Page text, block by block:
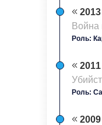
2013
Война
Роль:
Роль: